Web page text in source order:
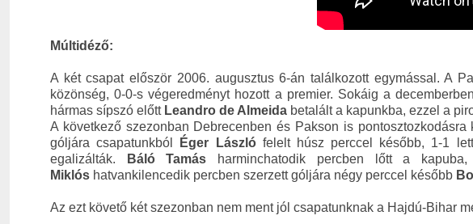
Múltidéző:
A két csapat először 2006. augusztus 6-án találkozott egymással. A
közönség, 0-0-s végeredményt hozott a premier. Sokáig a
hármas sípszó előtt Leandro de Almeida betalált a kapunkba, ezzel a
A következő szezonban Debrecenben és Pakson is pontosztozkodásra
góljára csapatunkból
Éger Lászlófelelt húsz perccel később, 1-1
egalizálták.
Báló Tamás harminchatodik percben lőtt a
Miklós hatvankilencedik percben szerzett góljára négy perccel később
Az ezt követő két szezonban nem ment jól csapatunknak a Hajdú-Bihar